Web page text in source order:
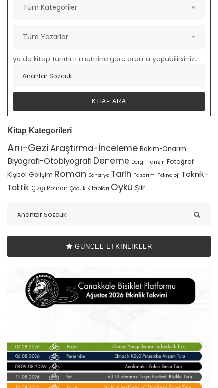
Tüm Kategoriler
Tüm Yazarlar
ya da kitap tanıtım metnine göre arama yapabilirsiniz:
Kitap Kategorileri
Anı-Gezi Araştırma-İnceleme Bakım-Onarım
Biyografi-Otobiyografi Deneme Dergi-Fanzin Fotoğraf
Kişisel Gelişim Roman Senaryo Tarih Tasarım-Teknoloji Teknik-
Taktik Çizgi Roman Çocuk Kitapları Öykü Şiir
GÜNCEL ETKINLIKLER